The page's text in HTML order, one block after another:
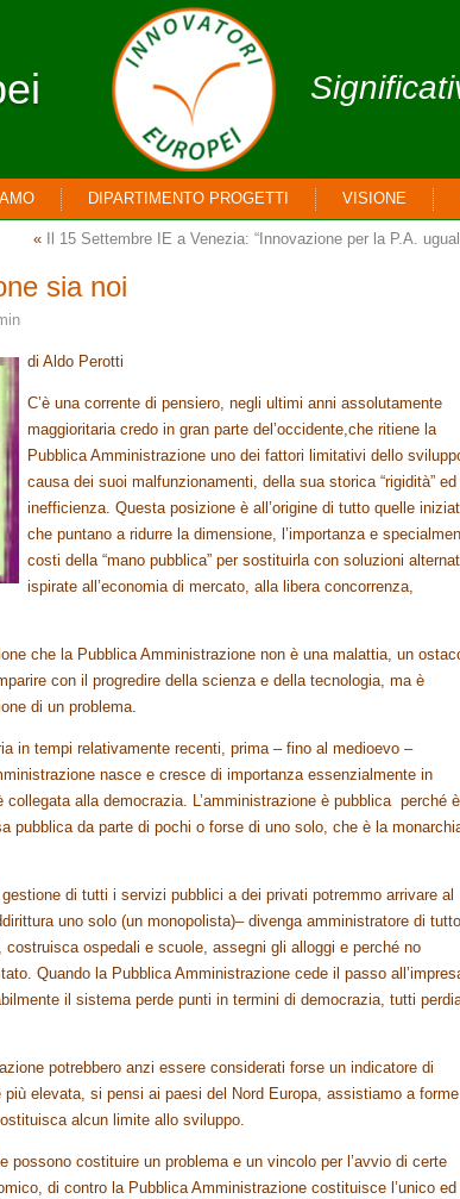
DIPARTIMENTO PROGETTI VISIONE
« Il 15 Settembre IE a Venezia: “Innovazione per la P.A.
sia noi
di Aldo Perotti
C’è una corrente di pensiero, negli ultimi anni assolutamente
maggioritaria credo in gran parte del’occidente,che ritiene la
Pubblica Amministrazione uno dei fattori limitativi dello
causa dei suoi malfunzionamenti, della sua storica “rigidità” ed
inefficienza. Questa posizione è all’origine di tutto quelle
che puntano a ridurre la dimensione, l’importanza e
costi della “mano pubblica” per sostituirla con soluzioni
ispirate all’economia di mercato, alla libera concorrenza,
che la Pubblica Amministrazione non è una malattia, un
con il progredire della scienza e della tecnologia, ma è
di un problema.
in tempi relativamente recenti, prima – fino al medioevo –
nasce e cresce di importanza essenzialmente in
alla democrazia. L’amministrazione è pubblica perché
pubblica da parte di pochi o forse di uno solo, che è la
di tutti i servizi pubblici a dei privati potremmo arrivare al
uno solo (un monopolista)– divenga amministratore di
ospedali e scuole, assegni gli alloggi e perché no
Quando la Pubblica Amministrazione cede il passo
il sistema perde punti in termini di democrazia, tutti
potrebbero anzi essere considerati forse un indicatore di
elevata, si pensi ai paesi del Nord Europa, assistiamo a
alcun limite allo sviluppo.
costituire un problema e un vincolo per l’avvio di certe
di contro la Pubblica Amministrazione costituisce l’unico ed